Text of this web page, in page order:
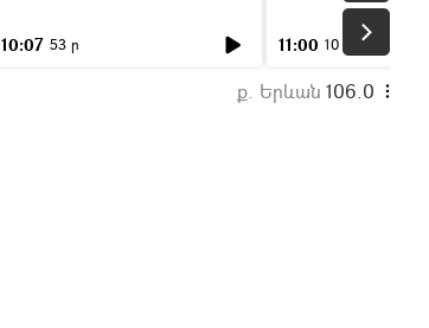
10:07 53 ր 11:00 10 ր
ք. Երևան 106.0